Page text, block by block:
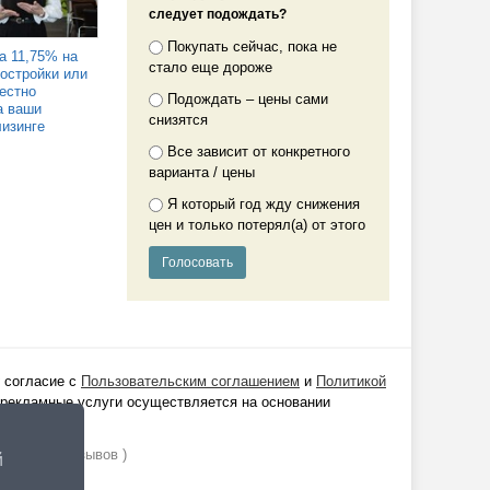
11,75% на
или
ваши
следует подождать?
Покупать сейчас, пока не
стало еще дороже
Подождать – цены сами
снизятся
Все зависит от конкретного
варианта / цены
Я который год жду снижения
цен и только потерял(а) от этого
с Пользовательским соглашением и Политикой
услуги осуществляется на основании
отзывов )